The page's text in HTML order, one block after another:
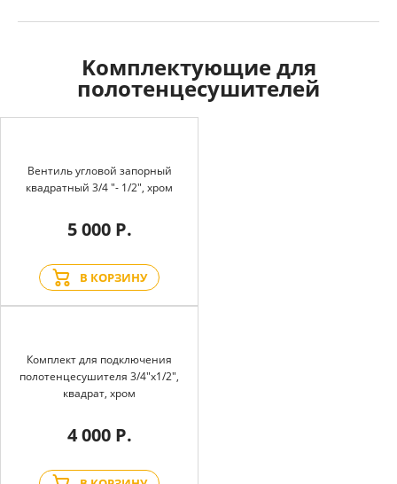
Kомплектующие для
полотенцесушителей
Вентиль угловой запорный
квадратный 3/4 "- 1/2", хром
5 000 Р.
В КОРЗИНУ
Комплект для подключения
полотенцесушителя 3/4"х1/2",
квадрат, хром
4 000 Р.